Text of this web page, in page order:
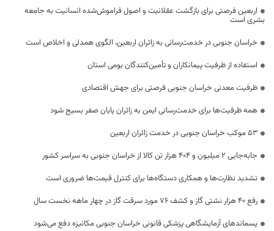
اربعین فرصتی برای بازگشت عقلانیت و اصول فراموش‌شده انسانیت به جامعه
بشری است
خراسان جنوبی در خدمت‌رسانی به زائران اربعین، الگوی همدلی و اخلاص است
استفاده از ظرفیت پیمانکاران و تأمین‌کنندگان بومی استان
ظرفیت معدنی خراسان جنوبی فرصتی برای جهش اقتصادی
همه ظرفیت‌ها برای خدمت‌رسانی ایمن به زائران پایان صفر بسیج شود
53 موکب خراسان جنوبی در خدمت زائران اربعین
جابه‌جایی 2 میلیون و 404 هزار تن کالا از خراسان جنوبی به سراسر کشور
تشدید نظارت‌ها و همکاری دستگاه‌ها برای کنترل قیمت‌ها ضروری است
رفع 40 هزار نشتی گاز و کشف 76 مورد سرقت گاز در چهار ماهه نخست سال
پسماندهای آزمایشگاهی پزشکی قانونی خراسان جنوبی مکانیزه دفع می‌شود